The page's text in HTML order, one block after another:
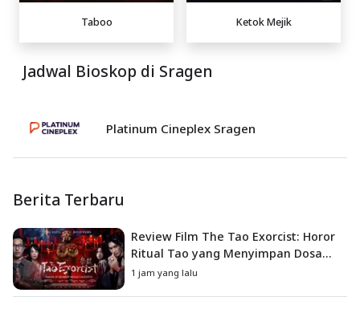
Taboo Ketok Mejik
Jadwal Bioskop di Sragen
Platinum Cineplex Sragen
Berita Terbaru
Review Film The Tao Exorcist: Horor
Ritual Tao yang Menyimpan Dosa
Masa Lalu
1 jam yang lalu